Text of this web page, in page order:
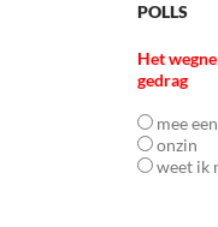
POLLS
Het
gedrag
mee
onzin
weet ik